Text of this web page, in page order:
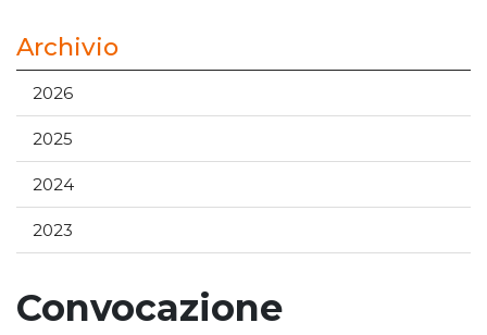
Archivio
2026
2025
2024
2023
Convocazione